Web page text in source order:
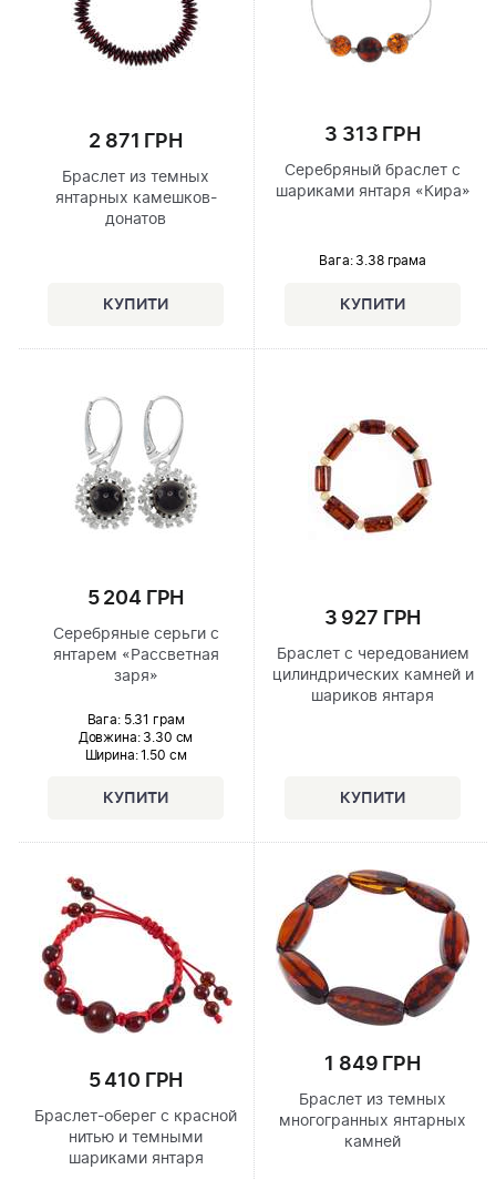
2 871 ГРН
Браслет из темных
янтарных камешков-
донатов
3 313 ГРН
Серебряный браслет с
шариками янтаря «Кира»
Вага: 3.38 грама
5 204 ГРН
Серебряные серьги с
янтарем «Рассветная
заря»
Вага: 5.31 грам
Довжина:3.30 см
Ширина: 1.50 см
3 927 ГРН
Браслет с чередованием
цилиндрических камней и
шариков янтаря
5 410 ГРН
Браслет-оберег с красной
нитью и темными
шариками янтаря
1 849 ГРН
Браслет из темных
многогранных янтарных
камней